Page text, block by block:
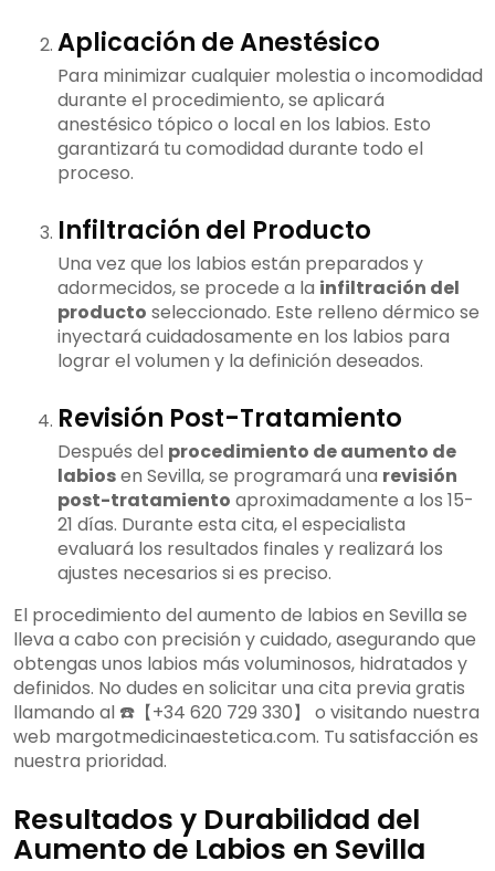
Aplicación de Anestésico
Para minimizar cualquier molestia o incomodidad
durante el procedimiento, se aplicará
anestésico tópico o local en los labios. Esto
garantizará tu comodidad durante todo el
proceso.
Infiltración del Producto
Una vez que los labios están preparados y
adormecidos, se procede a la infiltración del
producto seleccionado. Este relleno dérmico se
inyectará cuidadosamente en los labios para
lograr el volumen y la definición deseados.
Revisión Post-Tratamiento
Después del procedimiento de aumento de
labiosen Sevilla, se programará una revisión
post-tratamiento aproximadamente a los 15-
21 días. Durante esta cita, el especialista
evaluará los resultados finales y realizará los
ajustes necesarios si es preciso.
El procedimiento del aumento de labios en Sevilla se
lleva a cabo con precisión y cuidado, asegurando que
obtengas unos labios más voluminosos, hidratados y
definidos. No dudes en solicitar una cita previa gratis
llamando al ☎️【+34 620 729 330】 o visitando nuestra
web margotmedicinaestetica.com. Tu satisfacción es
nuestra prioridad.
Resultados y Durabilidad del
Aumento de Labios en Sevilla